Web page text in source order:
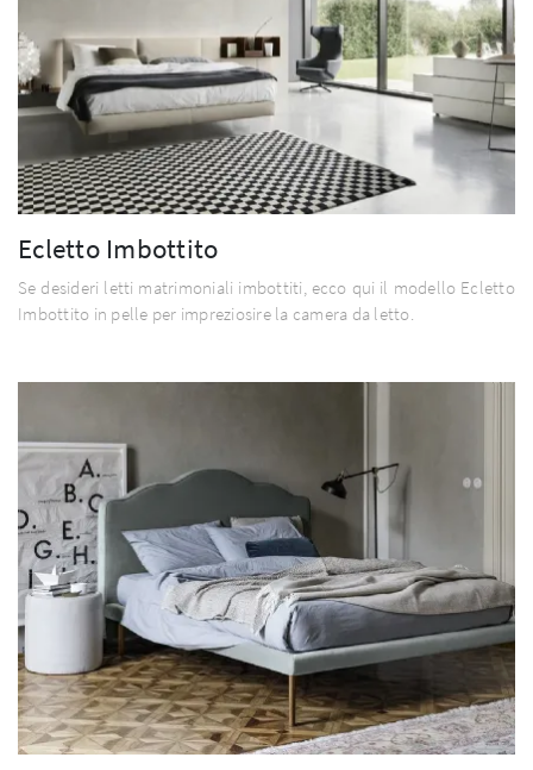
Ecletto Imbottito
Se desideri letti matrimoniali imbottiti, ecco qui il modello Ecletto
Imbottito in pelle per impreziosire la camera da letto.